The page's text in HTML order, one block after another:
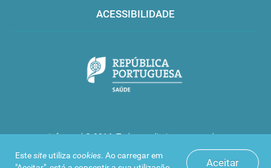
Aceitar
Estesite utiliza cookies. Ao carregar em
ACESSIBILIDADE
Infarmed © 2016. Todos os direitos reservados